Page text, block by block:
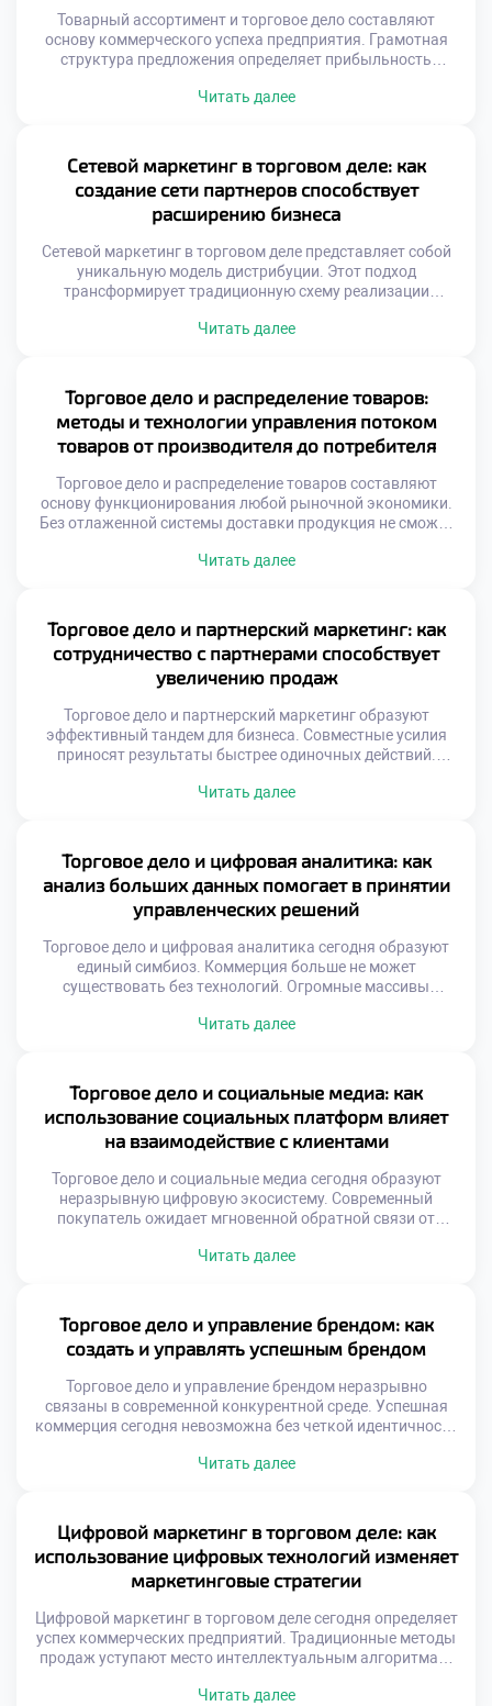
Цветовые сочетания управляют […]
Товарный ассортимент и торговое дело составляют
основу коммерческого успеха предприятия. Грамотная
структура предложения определяет прибыльность
нужные ему позиции. Ошибки в подборе товаров ведут к
отражать потребности целевой аудитории. Рынок диктует
свои правила формирования матрицы. Статичный подход
губителен для […]
Читать далее
Сетевой маркетинг в торговом деле: как
создание сети партнеров способствует
расширению бизнеса
Сетевой маркетинг в торговом деле представляет собой
уникальную модель дистрибуции. Этот подход
трансформирует традиционную схему реализации
партнеры. Бизнес расширяется за счет человеческих
Такая система снижает затраты на продвижение товаров.
Каждый участник становится амбассадором бренда.
Эффективность зависит от качества взаимоотношений.
[…]
Читать далее
Торговое дело и распределение товаров:
методы и технологии управления потоком
товаров от производителя до потребителя
Торговое дело и распределение товаров составляют
основу функционирования любой рыночной экономики.
Без отлаженной системы доставки продукция не сможет
Грамотная организация потоков обеспечивает
вспомогательной функции в стратегический инструмент
бизнеса. Скорость оборачиваемости запасов напрямую
влияет на финансовую устойчивость коммерческой […]
Читать далее
Торговое дело и партнерский маркетинг: как
сотрудничество с партнерами способствует
увеличению продаж
Торговое дело и партнерский маркетинг образуют
эффективный тандем для бизнеса. Совместные усилия
приносят результаты быстрее одиночных действий.
коммерции. Взаимная выгода становится двигателем
аудитории. Затраты на привлечение клиентов снижаются.
Оплата производится за конкретный результат. Риски
распределяются между участниками сети.
Эффективность бюджета […]
Читать далее
Торговое дело и цифровая аналитика: как
анализ больших данных помогает в принятии
управленческих решений
Торговое дело и цифровая аналитика сегодня образуют
единый симбиоз. Коммерция больше не может
существовать без технологий. Огромные массивы
извлекать смысл из шума критично. Управленческие
рассказывает о потребностях. Бизнес-процессы
становятся прозрачными благодаря данным.
Конкуренция сместилась в плоскость информационных
систем. […]
Читать далее
Торговое дело и социальные медиа: как
использование социальных платформ влияет
на взаимодействие с клиентами
Торговое дело и социальные медиа сегодня образуют
неразрывную цифровую экосистему. Современный
покупатель ожидает мгновенной обратной связи от
место диалогам онлайн. Социальные платформы стали
определяет лояльность аудитории. Игнорирование
комментариев равносильно потере клиентов. Бизнес
должен присутствовать там, где люди общаются. […]
Читать далее
Торговое дело и управление брендом: как
создать и управлять успешным брендом
Торговое дело и управление брендом неразрывно
связаны в современной конкурентной среде. Успешная
коммерция сегодня невозможна без четкой идентичности
превращает обычный товар в желанный объект для
психологии потребителей. Бренд представляет собой
совокупность обещаний, которые компания дает своим
клиентам ежедневно. […]
Читать далее
Цифровой маркетинг в торговом деле: как
использование цифровых технологий изменяет
маркетинговые стратегии
Цифровой маркетинг в торговом деле сегодня определяет
успех коммерческих предприятий. Традиционные методы
продаж уступают место интеллектуальным алгоритмам.
покупателя. Рынок требует новых компетенций от
Читать далее